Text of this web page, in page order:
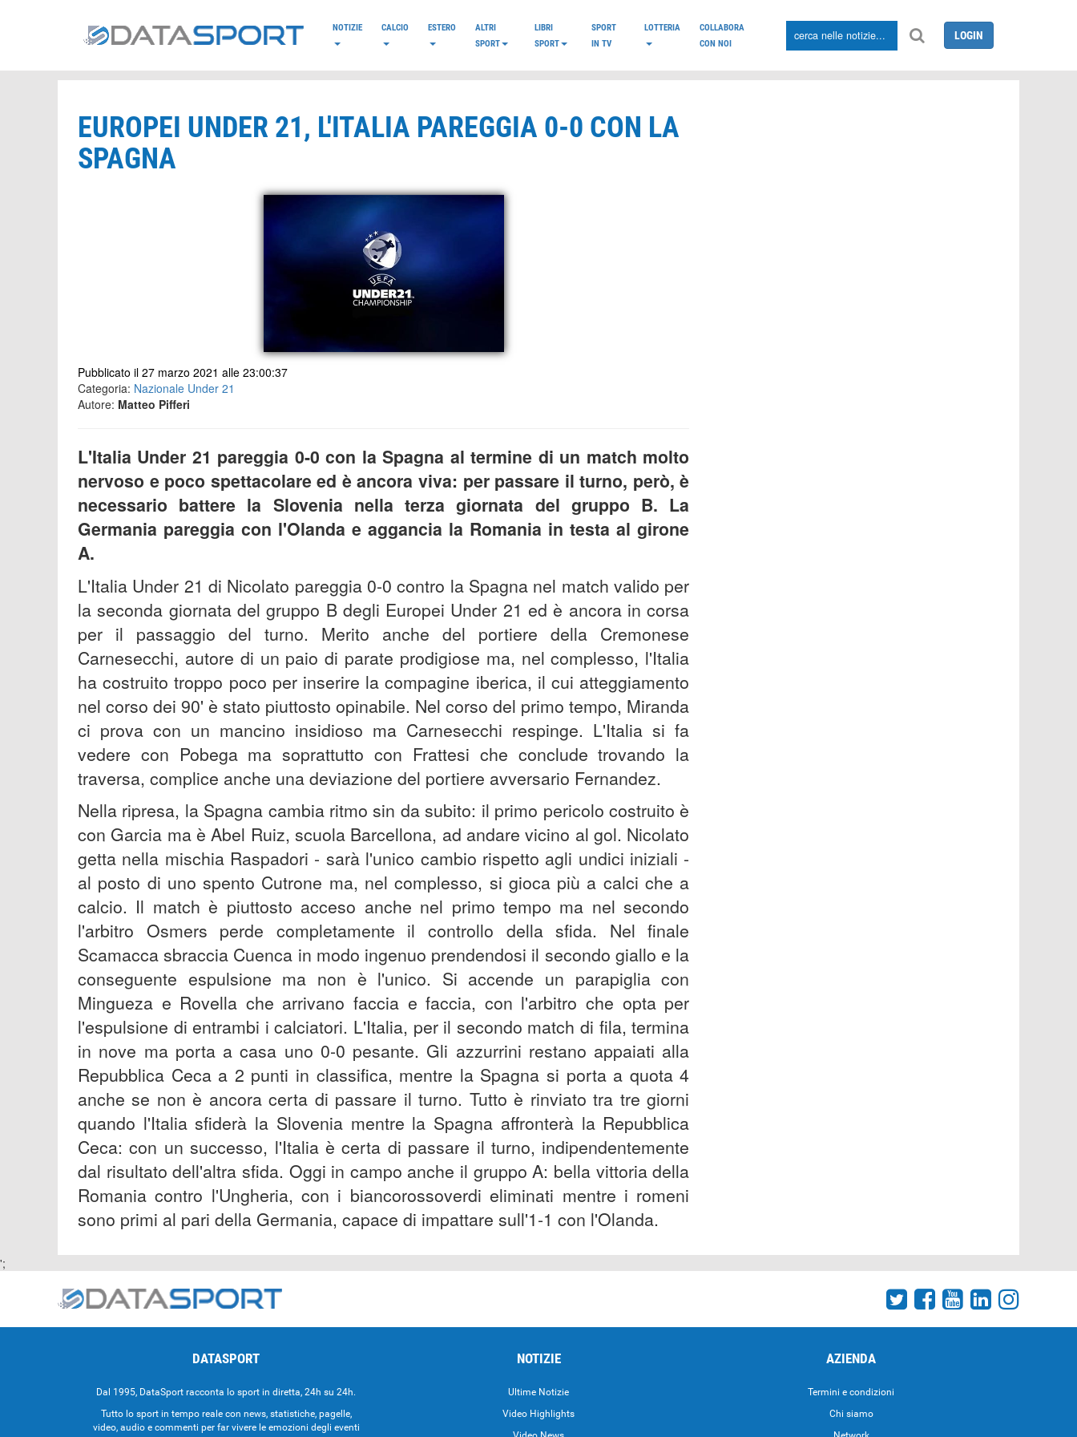
NOTIZIE CALCIO ESTERO
ALTRI
SPORT
LIBRI
SPORT
SPORT
IN TV
LOTTERIA
COLLABORA
CON NOI
LOGIN
EUROPEI UNDER 21, L'ITALIA PAREGGIA 0-0 CON LA
SPAGNA
Pubblicato il 27 marzo 2021 alle 23:00:37
Categoria: Nazionale Under 21
Autore: Matteo Pifferi
L'Italia Under 21 pareggia 0-0 con la Spagna al termine di un match molto
nervoso e poco spettacolare ed è ancora viva: per passare il turno, però, è
necessario battere la Slovenia nella terza giornata del gruppo B. La
Germania pareggia con l'Olanda e aggancia la Romania in testa al girone
A.
L'Italia Under 21 di Nicolato pareggia 0-0 contro la Spagna nel match valido per
la seconda giornata del gruppo B degli Europei Under 21 ed è ancora in corsa
per il passaggio del turno. Merito anche del portiere della Cremonese
Carnesecchi, autore di un paio di parate prodigiose ma, nel complesso, l'Italia
ha costruito troppo poco per inserire la compagine iberica, il cui atteggiamento
nel corso dei 90' è stato piuttosto opinabile. Nel corso del primo tempo, Miranda
ci prova con un mancino insidioso ma Carnesecchi respinge. L'Italia si fa
vedere con Pobega ma soprattutto con Frattesi che conclude trovando la
traversa, complice anche una deviazione del portiere avversario Fernandez.
Nella ripresa, la Spagna cambia ritmo sin da subito: il primo pericolo costruito è
con Garcia ma è Abel Ruiz, scuola Barcellona, ad andare vicino al gol. Nicolato
getta nella mischia Raspadori - sarà l'unico cambio rispetto agli undici iniziali -
al posto di uno spento Cutrone ma, nel complesso, si gioca più a calci che a
calcio. Il match è piuttosto acceso anche nel primo tempo ma nel secondo
l'arbitro Osmers perde completamente il controllo della sfida. Nel finale
Scamacca sbraccia Cuenca in modo ingenuo prendendosi il secondo giallo e la
conseguente espulsione ma non è l'unico. Si accende un parapiglia con
Mingueza e Rovella che arrivano faccia e faccia, con l'arbitro che opta per
l'espulsione di entrambi i calciatori. L'Italia, per il secondo match di fila, termina
in nove ma porta a casa uno 0-0 pesante. Gli azzurrini restano appaiati alla
Repubblica Ceca a 2 punti in classifica, mentre la Spagna si porta a quota 4
anche se non è ancora certa di passare il turno. Tutto è rinviato tra tre giorni
quando l'Italia sfiderà la Slovenia mentre la Spagna affronterà la Repubblica
Ceca: con un successo, l'Italia è certa di passare il turno, indipendentemente
dal risultato dell'altra sfida. Oggi in campo anche il gruppo A: bella vittoria della
Romania contro l'Ungheria, con i biancorossoverdi eliminati mentre i romeni
sono primi al pari della Germania, capace di impattare sull'1-1 con l'Olanda.
';
DATASPORT
Dal 1995, DataSport racconta lo sport in diretta, 24h su 24h.
Tutto lo sport in tempo reale con news, statistiche, pagelle,
video, audio e commenti per far vivere le emozioni degli eventi
NOTIZIE
Ultime Notizie
Video Highlights
AZIENDA
Termini e condizioni
Chi siamo